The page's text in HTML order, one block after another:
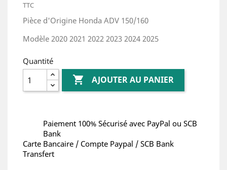
TTC
Pièce d'Origine Honda ADV 150/160
Modèle 2020 2021 2022 2023 2024 2025
Quantité
 AJOUTER AU PANIER
Paiement 100% Sécurisé avec PayPal ou SCB
Bank
Carte Bancaire / Compte Paypal / SCB Bank
Transfert